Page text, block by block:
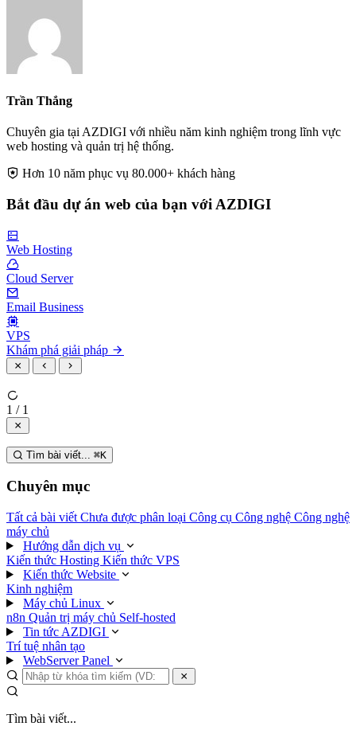
Trần Thắng
Chuyên gia tại AZDIGI với nhiều năm kinh nghiệm trong lĩnh vực
web hosting và quản trị hệ thống.
Hơn 10 năm phục vụ 80.000+ khách hàng
Bắt đầu dự án web của bạn với AZDIGI
Web Hosting
Cloud Server
Email Business
VPS
Khám phá giải pháp
1 / 1
Tìm bài viết... ⌘K
Chuyên mục
Tất cả bài viết Chưa được phân loại Công cụ Công nghệ Công nghệ
máy chủ
Hướng dẫn dịch vụ
Kiến thức Hosting Kiến thức VPS
Kiến thức Website
Kinh nghiệm
Máy chủ Linux
n8n Quản trị máy chủ Self-hosted
Tin tức AZDIGI
Trí tuệ nhân tạo
WebServer Panel
Tìm bài viết...